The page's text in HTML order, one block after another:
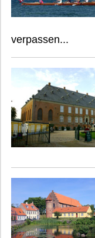
verpassen...